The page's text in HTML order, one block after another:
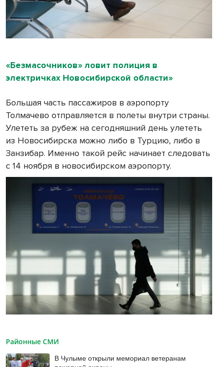
«Безмасочников» ловит полиция в
электричках Новосибирской области»
Большая часть пассажиров в аэропорту
Толмачево отправляется в полеты внутри страны.
Улететь за рубеж на сегодняшний день улететь
из Новосибирска можно либо в Турцию, либо в
Занзибар. Именно такой рейс начинает следовать
с 14 ноября в новосибирском аэропорту.
Районные СМИ
В Чулыме открыли мемориал ветеранам